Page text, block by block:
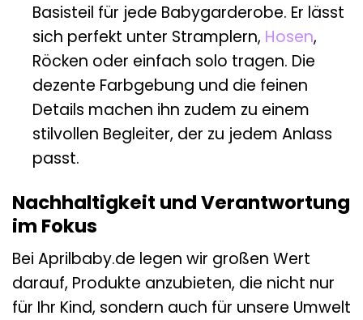
Basisteil für jede Babygarderobe. Er lässt
sich perfekt unter Stramplern, Hosen,
Röcken oder einfach solo tragen. Die
dezente Farbgebung und die feinen
Details machen ihn zudem zu einem
stilvollen Begleiter, der zu jedem Anlass
passt.
Nachhaltigkeit und Verantwortung
im Fokus
Bei Aprilbaby.de legen wir großen Wert
darauf, Produkte anzubieten, die nicht nur
für Ihr Kind, sondern auch für unsere Umwelt